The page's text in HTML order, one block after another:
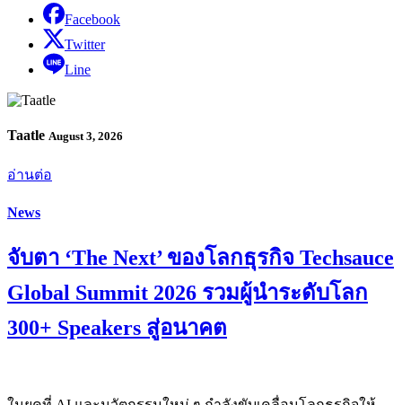
Facebook
Twitter
Line
Taatle August 3, 2026
อ่านต่อ
News
จับตา ‘The Next’ ของโลกธุรกิจ Techsauce
Global Summit 2026 รวมผู้นำระดับโลก
300+ Speakers สู่อนาคต